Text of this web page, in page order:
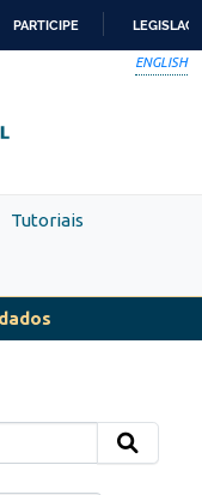
PARTICIPE
ENGLISH
Tutoriais